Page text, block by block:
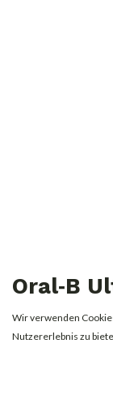
Oral‑B
Extra
2 +
Alle
Wir verwenden
Nutzererlebnis zu